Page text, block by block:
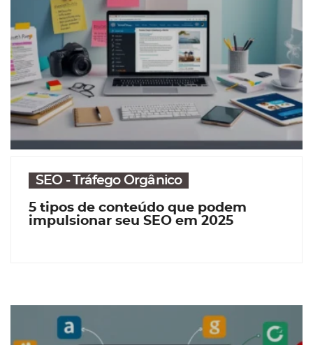
SEO - Tráfego Orgânico
5 tipos de conteúdo que podem
impulsionar seu SEO em 2025